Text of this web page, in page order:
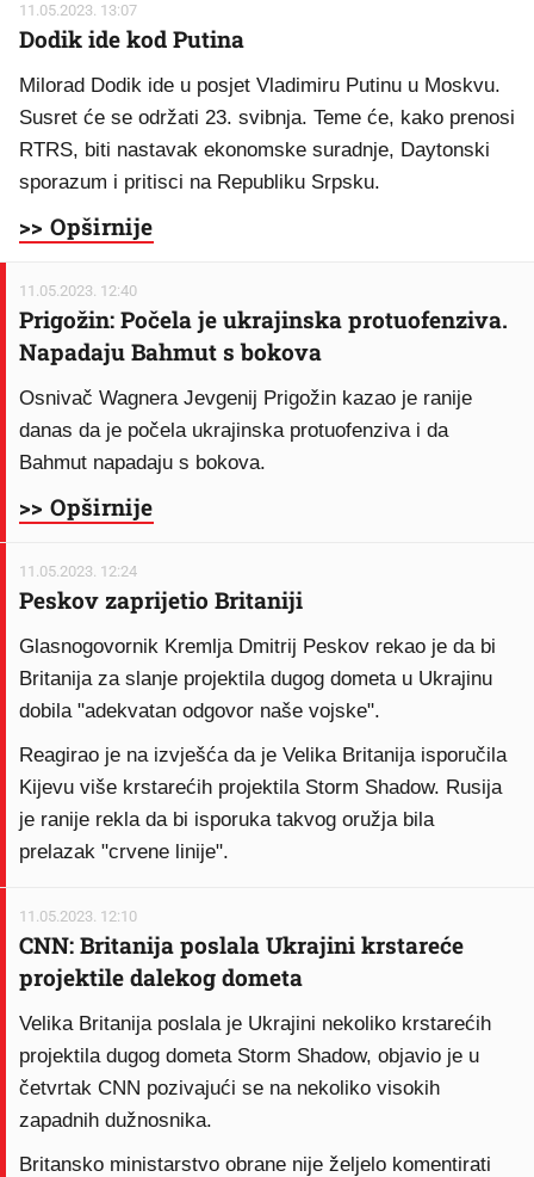
11.05.2023. 13:07
Dodik ide kod Putina
Milorad Dodik ide u posjet Vladimiru Putinu u Moskvu.
Susret će se održati 23. svibnja. Teme će, kako prenosi
RTRS, biti nastavak ekonomske suradnje, Daytonski
sporazum i pritisci na Republiku Srpsku.
>> Opširnije
11.05.2023. 12:40
Prigožin: Počela je ukrajinska protuofenziva.
Napadaju Bahmut s bokova
Osnivač Wagnera Jevgenij Prigožin kazao je ranije
danas da je počela ukrajinska protuofenziva i da
Bahmut napadaju s bokova.
>> Opširnije
11.05.2023. 12:24
Peskov zaprijetio Britaniji
Glasnogovornik Kremlja Dmitrij Peskov rekao je da bi
Britanija za slanje projektila dugog dometa u Ukrajinu
dobila "adekvatan odgovor naše vojske".
Reagirao je na izvješća da je Velika Britanija isporučila
Kijevu više krstarećih projektila Storm Shadow. Rusija
je ranije rekla da bi isporuka takvog oružja bila
prelazak "crvene linije".
11.05.2023. 12:10
CNN: Britanija poslala Ukrajini krstareće
projektile dalekog dometa
Velika Britanija poslala je Ukrajini nekoliko krstarećih
projektila dugog dometa Storm Shadow, objavio je u
četvrtak CNN pozivajući se na nekoliko visokih
zapadnih dužnosnika.
Britansko ministarstvo obrane nije željelo komentirati